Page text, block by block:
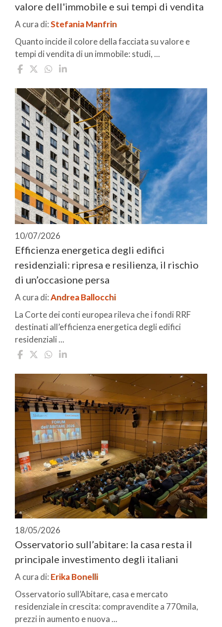
valore dell'immobile e sui tempi di vendita
A cura di:Stefania Manfrin
Quanto incide il colore della facciata su valore e
tempi di vendita di un immobile: studi, ...
10/07/2026
Efficienza energetica degli edifici
residenziali: ripresa e resilienza, il rischio
di un’occasione persa
A cura di:Andrea Ballocchi
La Corte dei conti europea rileva che i fondi RRF
destinati all’efficienza energetica degli edifici
residenziali ...
18/05/2026
Osservatorio sull’abitare: la casa resta il
principale investimento degli italiani
A cura di: Erika Bonelli
Osservatorio sull’Abitare, casa e mercato
residenziale in crescita: compravendite a 770mila,
prezzi in aumento e nuova ...